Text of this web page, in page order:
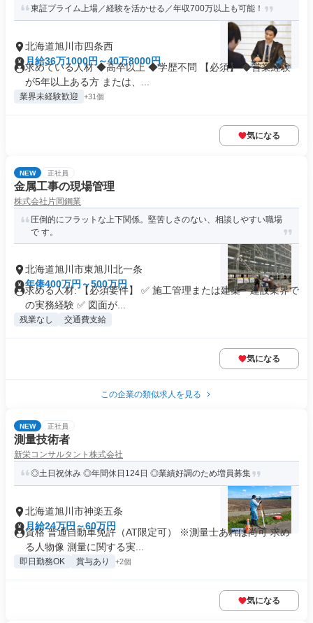
東証プライム上場／経験を活かせる／年収700万以上も可能！
北海道旭川市四条西
月給36万1000円～40万8000円
求めている人材 ◆高卒以上 ◆学歴不問 【必須】 ◆営業経験
が5年以上ある方 または、...
業界未経験歓迎 +31個
気になる
NEW 正社員
金属工事の現場管理
株式会社片岡鋼業
圧倒的にフラットな上下関係。堅苦しさのない、相談しやすい職場
で す。
北海道旭川市東旭川北一条
年俸400万円～500万円
求める人材: 【必須要件】 ✅ 施工管理または建築・建設業界で
の実務経験 ✅ 図面が...
残業なし 交通費支給
気になる
この企業の類似求人を見る
NEW 正社員
測量技術者
新栄コンサルタント株式会社
◎土日祝休み ◎年間休日124日 ◎業績好調のため増員募集
北海道旭川市神楽五条
月給24万円～60万円
資格 普通自動車免許（AT限定可） ※測量士あれば尚可 求め
る人物像 測量に関する実...
即日勤務OK 賞与あり +2個
気になる